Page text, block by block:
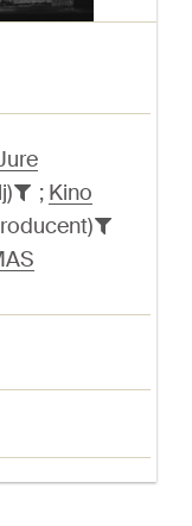
; Kino